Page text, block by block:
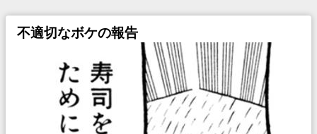
不適切なボケの報告